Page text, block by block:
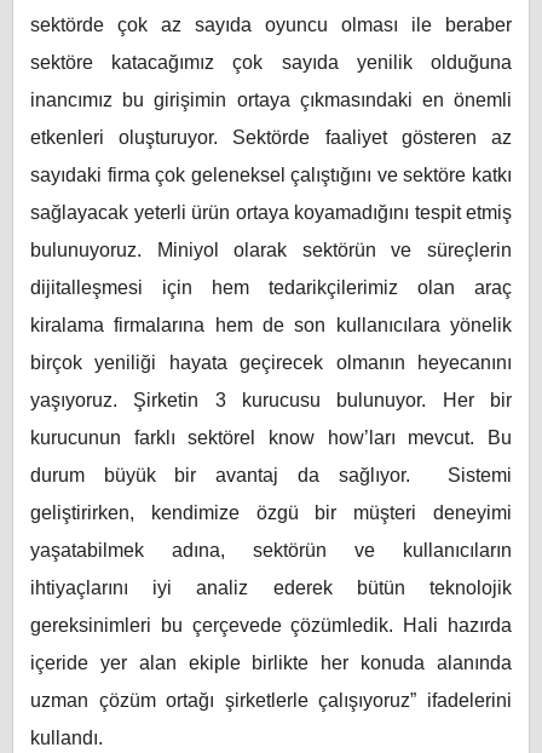
sektörde çok az sayıda oyuncu olması ile beraber
sektöre katacağımız çok sayıda yenilik olduğuna
inancımız bu girişimin ortaya çıkmasındaki en önemli
etkenleri oluşturuyor. Sektörde faaliyet gösteren az
sayıdaki firma çok geleneksel çalıştığını ve sektöre katkı
sağlayacak yeterli ürün ortaya koyamadığını tespit etmiş
bulunuyoruz. Miniyol olarak sektörün ve süreçlerin
dijitalleşmesi için hem tedarikçilerimiz olan araç
kiralama firmalarına hem de son kullanıcılara yönelik
birçok yeniliği hayata geçirecek olmanın heyecanını
yaşıyoruz. Şirketin 3 kurucusu bulunuyor. Her bir
kurucunun farklı sektörel know how’ları mevcut. Bu
durum büyük bir avantaj da sağlıyor. Sistemi
geliştirirken, kendimize özgü bir müşteri deneyimi
yaşatabilmek adına, sektörün ve kullanıcıların
ihtiyaçlarını iyi analiz ederek bütün teknolojik
gereksinimleri bu çerçevede çözümledik. Hali hazırda
içeride yer alan ekiple birlikte her konuda alanında
uzman çözüm ortağı şirketlerle çalışıyoruz” ifadelerini
kullandı.